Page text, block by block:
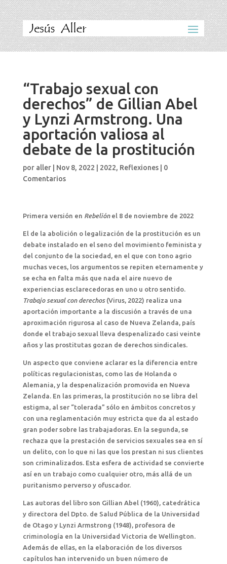
“Trabajo sexual con
derechos” de Gillian Abel
y Lynzi Armstrong. Una
aportación valiosa al
debate de la prostitución
por aller| Nov 8, 2022 2022, Reflexiones| 0
Comentarios
Primera versión en Rebeliónel 8 de noviembre de 2022
El de la abolición o legalización de la prostitución es un
debate instalado en el seno del movimiento feminista y
del conjunto de la sociedad, en el que con tono agrio
muchas veces, los argumentos se repiten eternamente y
se echa en falta más que nada el aire nuevo de
experiencias esclarecedoras en uno u otro sentido.
Trabajo sexual con derechos(Virus, 2022) realiza una
aportación importante a la discusión a través de una
aproximación rigurosa al caso de Nueva Zelanda, país
donde el trabajo sexual lleva despenalizado casi veinte
años y las prostitutas gozan de derechos sindicales.
Un aspecto que conviene aclarar es la diferencia entre
políticas regulacionistas, como las de Holanda o
Alemania, y la despenalización promovida en Nueva
Zelanda. En las primeras, la prostitución no se libra del
estigma, al ser “tolerada” sólo en ámbitos concretos y
con una reglamentación muy estricta que da al estado
gran poder sobre las trabajadoras. En la segunda, se
rechaza que la prestación de servicios sexuales sea en sí
un delito, con lo que ni las que los prestan ni sus clientes
son criminalizados. Esta esfera de actividad se convierte
así en un trabajo como cualquier otro, más allá de un
puritanismo perverso y ofuscador.
Las autoras del libro son Gillian Abel (1960), catedrática
y directora del Dpto. de Salud Pública de la Universidad
de Otago y Lynzi Armstrong (1948), profesora de
criminología en la Universidad Victoria de Wellington.
Además de ellas, en la elaboración de los diversos
capítulos han intervenido un buen número de